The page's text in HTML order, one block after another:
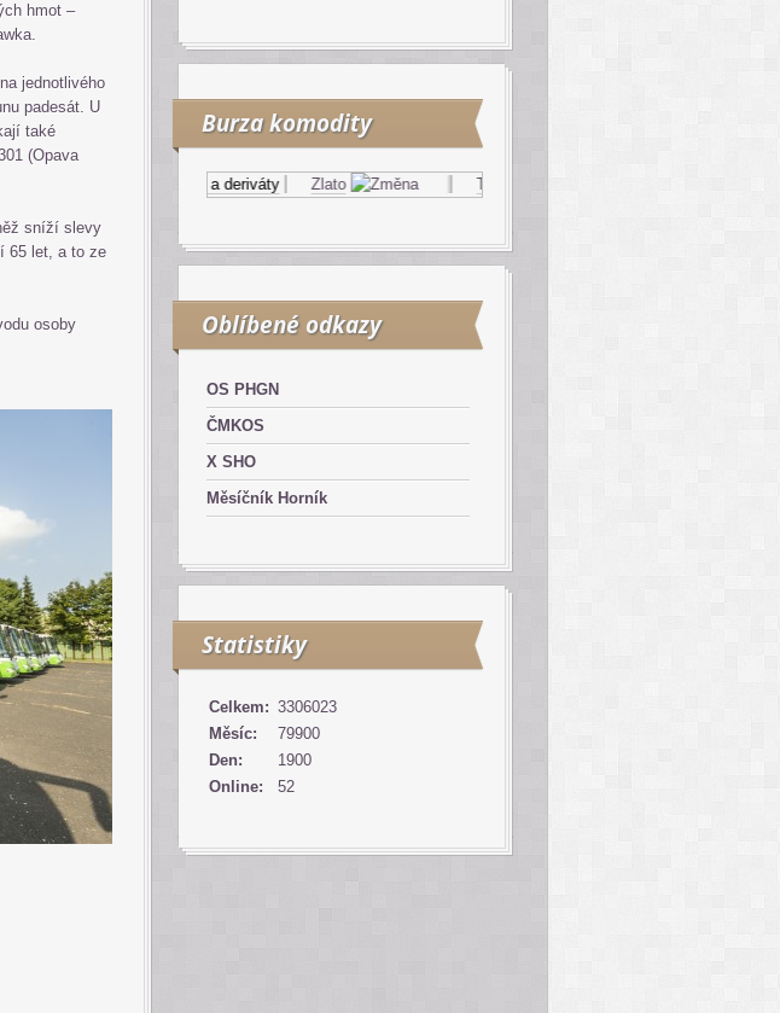
hmot –
jednotlivého
padesát. U
také
(Opava
sníží slevy
65 let, a to ze
osoby
Burza komodity
Komodity a deriváty Zlato Topný olej
Oblíbené odkazy
OS PHGN
ČMKOS
X SHO
Měsíčník Horník
Statistiky
Online: 52
Celkem: 3306023
Měsíc:
79900
Den:
1900